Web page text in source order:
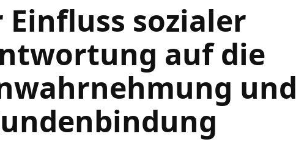
Einfluss sozialer
auf die
und